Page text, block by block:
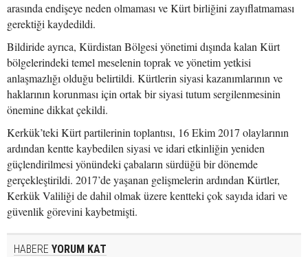
arasında endişeye neden olmaması ve Kürt birliğini zayıflatmaması
gerektiği kaydedildi.
Bildiride ayrıca, Kürdistan Bölgesi yönetimi dışında kalan Kürt
bölgelerindeki temel meselenin toprak ve yönetim yetkisi
anlaşmazlığı olduğu belirtildi. Kürtlerin siyasi kazanımlarının ve
haklarının korunması için ortak bir siyasi tutum sergilenmesinin
önemine dikkat çekildi.
Kerkük’teki Kürt partilerinin toplantısı, 16 Ekim 2017 olaylarının
ardından kentte kaybedilen siyasi ve idari etkinliğin yeniden
güçlendirilmesi yönündeki çabaların sürdüğü bir dönemde
gerçekleştirildi. 2017’de yaşanan gelişmelerin ardından Kürtler,
Kerkük Valiliği de dahil olmak üzere kentteki çok sayıda idari ve
güvenlik görevini kaybetmişti.
HABERE YORUM KAT